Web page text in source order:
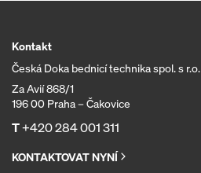
Kontakt
Česká Doka bednicí technika spol. s r.o.
Za Avií 868/1
196 00 Praha – Čakovice
T+420 284 001 311
KONTAKTOVAT NYNÍ